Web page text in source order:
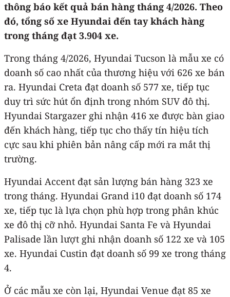
thông báo kết quả bán hàng tháng 4/2026. Theo
đó, tổng số xe Hyundai đến tay khách hàng
trong tháng đạt 3.904 xe.
Trong tháng 4/2026, Hyundai Tucson là mẫu xe có
doanh số cao nhất của thương hiệu với 626 xe bán
ra. Hyundai Creta đạt doanh số 577 xe, tiếp tục
duy trì sức hút ổn định trong nhóm SUV đô thị.
Hyundai Stargazer ghi nhận 416 xe được bàn giao
đến khách hàng, tiếp tục cho thấy tín hiệu tích
cực sau khi phiên bản nâng cấp mới ra mắt thị
trường.
Hyundai Accent đạt sản lượng bán hàng 323 xe
trong tháng. Hyundai Grand i10 đạt doanh số 174
xe, tiếp tục là lựa chọn phù hợp trong phân khúc
xe đô thị cỡ nhỏ. Hyundai Santa Fe và Hyundai
Palisade lần lượt ghi nhận doanh số 122 xe và 105
xe. Hyundai Custin đạt doanh số 99 xe trong tháng
4.
Ở các mẫu xe còn lại, Hyundai Venue đạt 85 xe